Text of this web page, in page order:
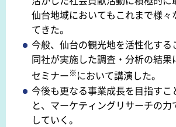
仙台地域においてもこれまで様々
てきた。
今般、仙台の観光地を活性化する
同社が実施した調査・分析の結果
セミナー※において講演した。
今後も更なる事業成長を目指すこ
と、マーケティングリサーチの
していく。